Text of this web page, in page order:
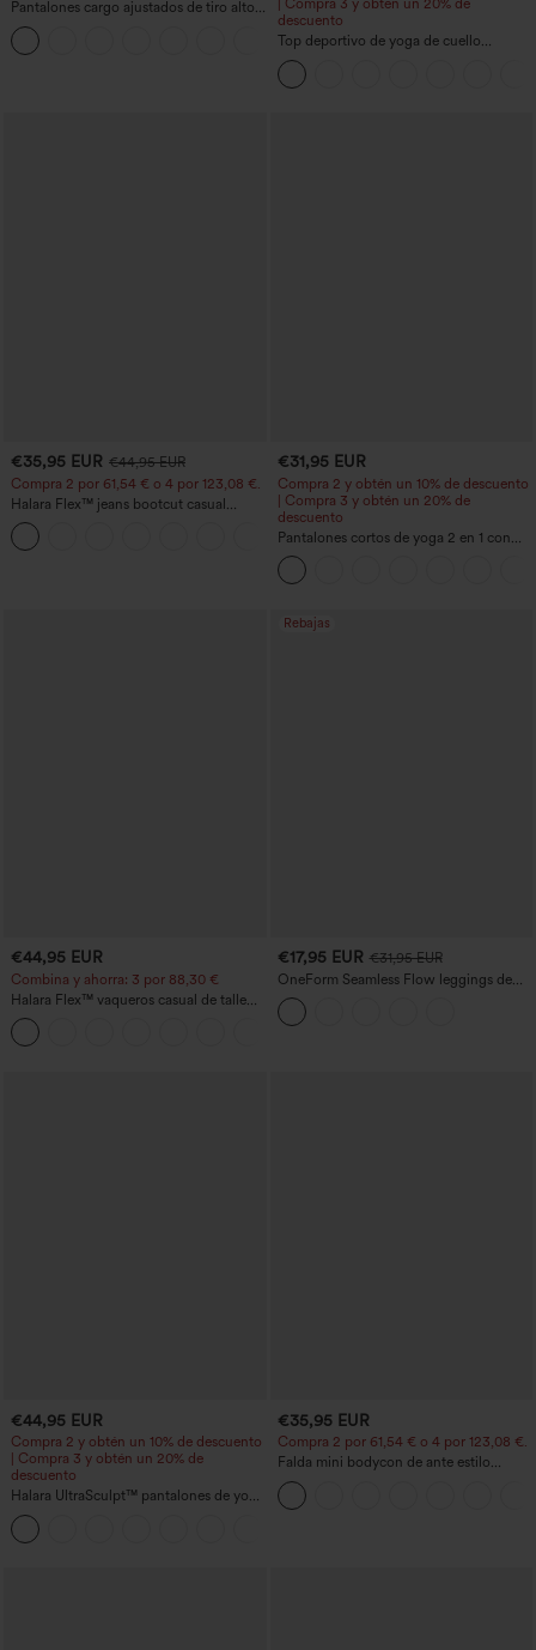
Pantalones cargo ajustados de tiro alto
con múltiples bolsillos y cremallera con
botones
+10
| Compra 3 y obtén un 20% de
descuento
Top deportivo de yoga de cuello
redondo y manga corta, con fruncidos y
tacto fresco - UPF50+
€35,95 EUR €44,95 EUR
Compra 2 por 61,54 € o 4 por 123,08 €.
Halara Flex™ jeans bootcut casual
lavados, de talle alto y con bolsillos
+5
€31,95 EUR
Compra 2 y obtén un 10% de descuento
| Compra 3 y obtén un 20% de
descuento
Pantalones cortos de yoga 2 en 1 con
bolsillo trasero de talle muy alto y
bolsillo lateral oculto de 5&#39;&#39;
de longitud más larga
€44,95 EUR
Combina y ahorra: 3 por 88,30 €
Halara Flex™ vaqueros casual de talle
alto con bolsillos, estilo baggy de pierna
ancha, efecto lavado
Rebajas
€17,95 EUR €31,95 EUR
OneForm Seamless Flow leggings de
yoga de talle alto con control abdominal
y realce de glúteos
€44,95 EUR
Compra 2 y obtén un 10% de descuento
| Compra 3 y obtén un 20% de
descuento
Halara UltraSculpt™ pantalones de yoga
holgados de talle alto con control
abdominal, rayas color block y bolsillos
€35,95 EUR
Compra 2 por 61,54 € o 4 por 123,08 €.
Falda mini bodycon de ante estilo
crossover, talle alto, 2 en 1, dobladillo
con flecos, para fiesta